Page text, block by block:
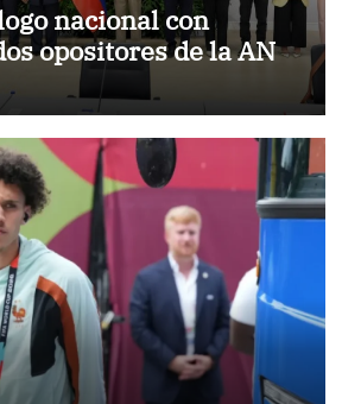
nacional con
opositores de la AN